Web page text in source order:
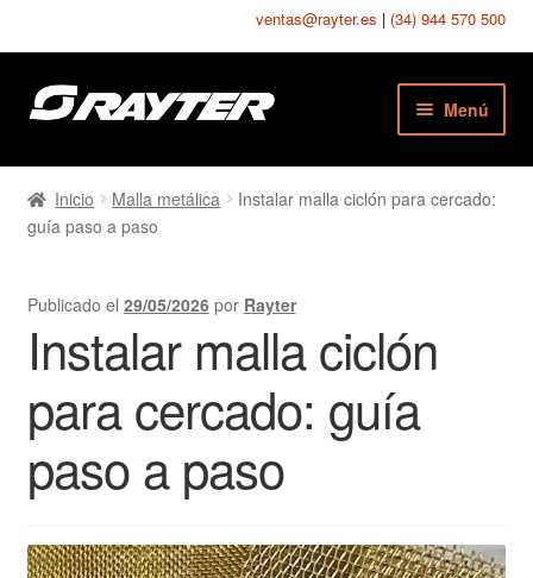
ventas@rayter.es | (34) 944 570 500
Ir
a
navegación
Ir
al
Menú
Chapas Perforadas
Chapas Estampadas
Chapas Seguridad
Chapas Texturadas
Telas Metálicas
Mallas Soldadas
Rejillas Poliester PRFV
Inicio Malla metálica
Instalar malla ciclón para cercado:
guía paso a paso
Publicado el 29/05/2026 por Rayter
Instalar malla ciclón
para cercado: guía
paso a paso